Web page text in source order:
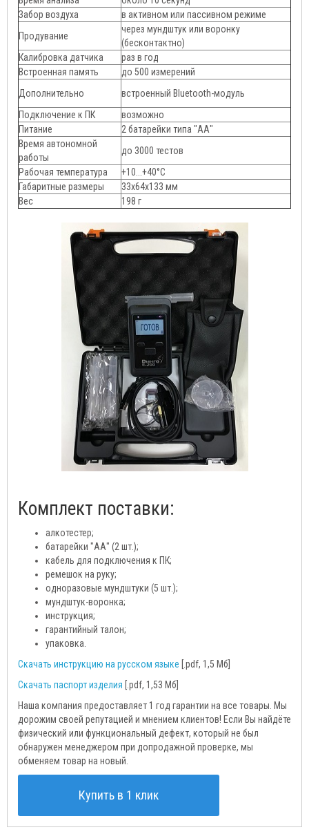
Забор воздуха
в активном или пассивном режиме
Продувание
через мундштук или воронку
(бесконтактно)
Калибровка датчика
раз в год
Встроенная память
до 500 измерений
Дополнительно
встроенный Bluetooth-модуль
Подключение к ПК
возможно
Питание
2 батарейки типа "АА"
Время автономной
работы
до 3000 тестов
Рабочая температура
+10...+40°C
Габаритные размеры
33х64х133 мм
Вес
198 г
Комплект поставки:
алкотестер;
батарейки "АА" (2 шт.);
кабель для подключения к ПК;
ремешок на руку;
одноразовые мундштуки (5 шт.);
мундштук-воронка;
инструкция;
гарантийный талон;
упаковка.
Скачать инструкцию на русском языке [.pdf, 1,5 Мб]
Скачать паспорт изделия [.pdf, 1,53 Мб]
Наша компания предоставляет 1 год гарантии на все товары. Мы
дорожим своей репутацией и мнением клиентов! Если Вы найдёте
физический или функциональный дефект, который не был
обнаружен менеджером при допродажной проверке, мы
обменяем товар на новый.
Купить в 1 клик